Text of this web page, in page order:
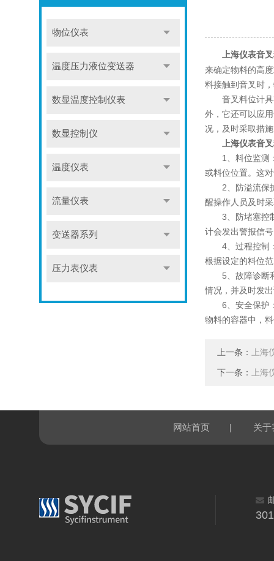
物位仪表
温度压力液位变送器
数显温度控制仪表
数显控制仪
温度仪表
流量仪表
变送器系列
压力表仪表
上海仪表音
来确定物料的高
料接触到音叉时
音叉料位计具有
外，它还可以应
况，及时采取措
上海仪表音
1、料位监测：
或料位位置。这
2、防溢流保护
醒操作人员及时
3、防堵塞控制
计会发出警报信
4、过程控制：
根据设定的料位
5、故障诊断和
情况，并及时发
6、安全保护：
物料的容器中，
上一条： 上海
下一条： 上海
网站首页 | 关于